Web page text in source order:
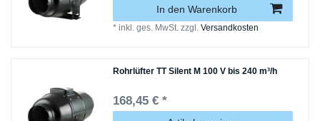
In den Warenkorb
*inkl. ges. MwSt. zzgl.Versandkosten
Rohrlüfter TT Silent M 100 V bis 240 m³/h
168,45 € *